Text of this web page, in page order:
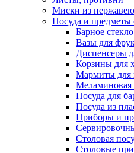
Миски из
Посуда и предметы
Барное стекло
Вазы для
Диспенсеры
Корзины для
Мармиты для
Меламиновая
Посуда для
Посуда из
Приборы и
Столовая
Столовые